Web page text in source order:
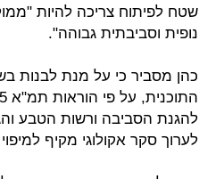
שטח לפיתוח צריכה להיות
נופית וסביבתית גבוהה".
כהן מסביר כי על מנת לבנות
להגנת הסביבה ורשות הטבע
לערוך סקר אקולוגי מקיף